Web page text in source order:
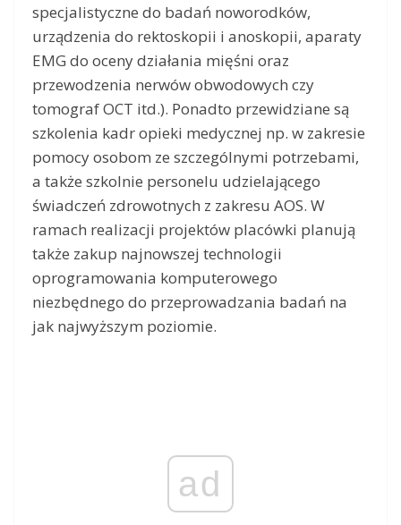
specjalistyczne do badań noworodków,
urządzenia do rektoskopii i anoskopii, aparaty
EMG do oceny działania mięśni oraz
przewodzenia nerwów obwodowych czy
tomograf OCT itd.). Ponadto przewidziane są
szkolenia kadr opieki medycznej np. w zakresie
pomocy osobom ze szczególnymi potrzebami,
a także szkolnie personelu udzielającego
świadczeń zdrowotnych z zakresu AOS. W
ramach realizacji projektów placówki planują
także zakup najnowszej technologii
oprogramowania komputerowego
niezbędnego do przeprowadzania badań na
jak najwyższym poziomie.
ad